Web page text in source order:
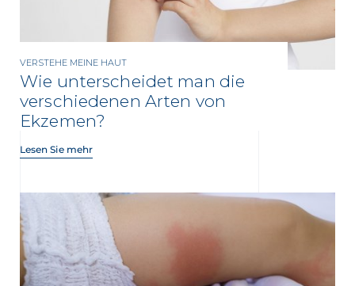
VERSTEHE MEINE HAUT
Wie unterscheidet man die
verschiedenen Arten von
Ekzemen?
Lesen Sie mehr